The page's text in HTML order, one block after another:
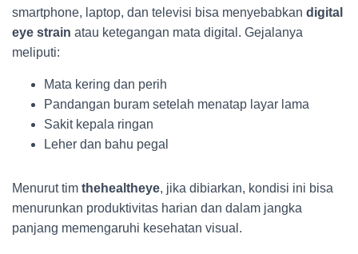
smartphone, laptop, dan televisi bisa menyebabkan digital
eye strain atau ketegangan mata digital. Gejalanya
meliputi:
Mata kering dan perih
Pandangan buram setelah menatap layar lama
Sakit kepala ringan
Leher dan bahu pegal
Menurut tim thehealtheye, jika dibiarkan, kondisi ini bisa
menurunkan produktivitas harian dan dalam jangka
panjang memengaruhi kesehatan visual.